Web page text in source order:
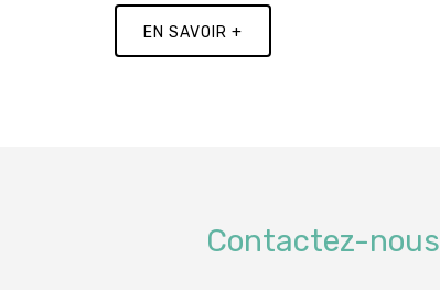
EN SAVOIR +
Contactez-nous